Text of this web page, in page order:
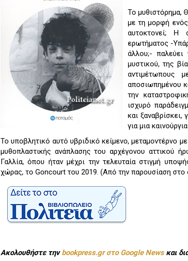
Το μυθιστόρημα,
με τη μορφή
αυτοκτονεί; Η
ερωτήματος -
άλλου;- παλεύει
μυστικού, της
αντιμέτωπους
αποσιωπημένου
την
ισχυρό
και
για μια
Το υποβλητικό αυτό υβριδικό κείμενο, μεταμοντέρνο
μυθοπλαστικής ανάπλασης του αρχέγονου αττικού
Γαλλία, όπου ήταν μέχρι την τελευταία στιγμή
χώρας, το Goncourt του 2019. (Από την παρουσίαση στο
Ακολουθήστε τηνbookpress.gr στο Google Newsκαι